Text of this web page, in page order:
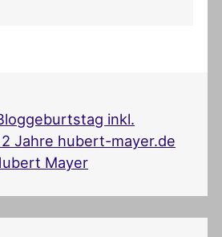
inkl.
Jahre hubert-mayer.de
Mayer